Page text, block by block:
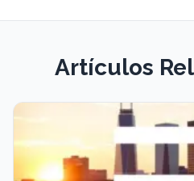
Artículos